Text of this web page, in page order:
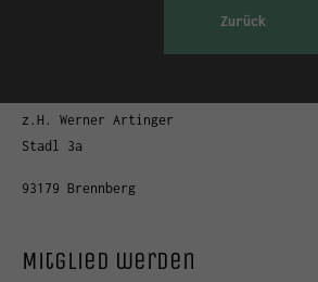
Zurück
z.H. Werner Artinger
Stadl 3a
93179 Brennberg
Mitglied werden